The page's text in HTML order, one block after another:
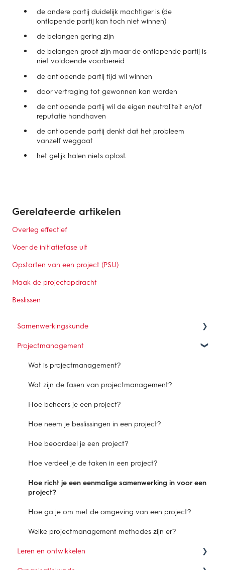
de andere partij duidelijk machtiger is (de
ontlopende partij kan toch niet winnen)
de belangen gering zijn
de belangen groot zijn maar de ontlopende partij is
niet voldoende voorbereid
de ontlopende partij tijd wil winnen
door vertraging tot gewonnen kan worden
de ontlopende partij wil de eigen neutraliteit en/of
reputatie handhaven
de ontlopende partij denkt dat het probleem
vanzelf weggaat
het gelijk halen niets oplost.
Gerelateerde artikelen
Overleg effectief
Voer de initiatiefase uit
Opstarten van een project (PSU)
Maak de projectopdracht
Beslissen
Samenwerkingskunde
Wat is samenwerken?
Hoe verbind je belangen in een samenwerking?
Waarom is samenwerken een vak?
Hoe organiseer je een samenwerking?
Hoe werkt samenwerken in de praktijk?
Projectmanagement
Wat is projectmanagement?
Wat zijn de fasen van projectmanagement?
Hoe beheers je een project?
Hoe neem je beslissingen in een project?
Hoe beoordeel je een project?
Hoe verdeel je de taken in een project?
Hoe richt je een eenmalige samenwerking in voor een
project?
Hoe ga je om met de omgeving van een project?
Welke projectmanagement methodes zijn er?
Leren en ontwikkelen